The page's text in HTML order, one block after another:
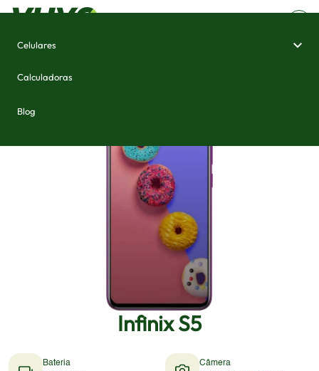
Celulares
Calculadoras
Blog
Infinix S5
Bateria
Câmera